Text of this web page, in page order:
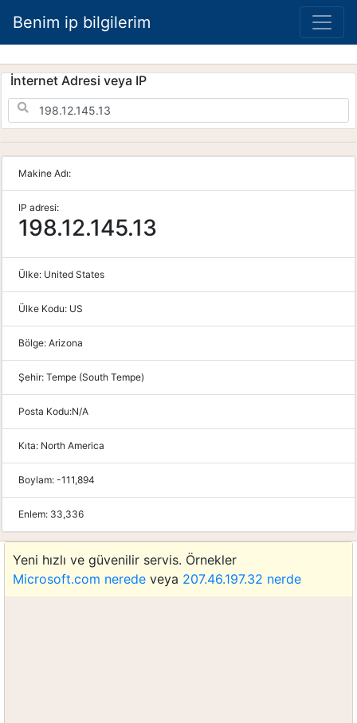
Benim ip bilgilerim
İnternet Adresi veya IP
Makine Adı:
IP adresi:
198.12.145.13
Ülke: United States
Ülke Kodu: US
Bölge: Arizona
Şehir: Tempe (South Tempe)
Posta Kodu:N/A
Kıta: North America
Boylam: -111,894
Enlem: 33,336
Yeni hızlı ve güvenilir servis. Örnekler
Microsoft.com nerede veya 207.46.197.32 nerde